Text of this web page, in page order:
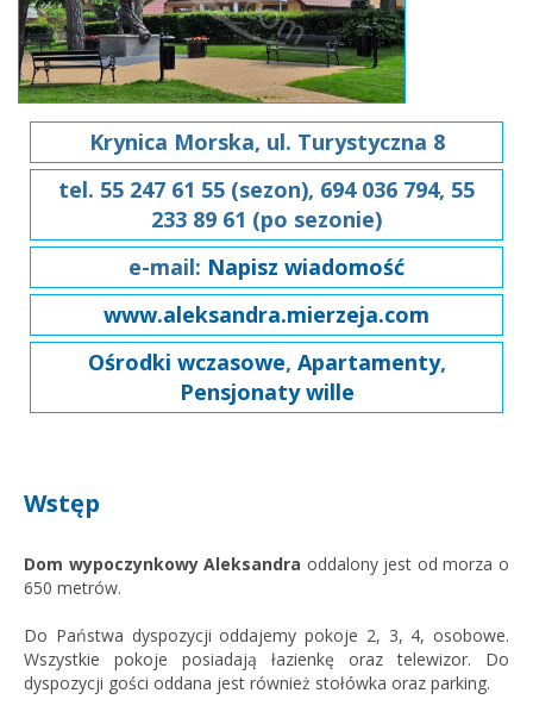
Krynica Morska, ul. Turystyczna 8
tel. 55 247 61 55 (sezon), 694 036 794, 55
233 89 61 (po sezonie)
e-mail: Napisz wiadomość
www.aleksandra.mierzeja.com
Ośrodki wczasowe, Apartamenty,
Pensjonaty wille
Wstęp
Dom wypoczynkowy Aleksandra oddalony jest od morza o
650 metrów.
Do Państwa dyspozycji oddajemy pokoje 2, 3, 4, osobowe.
Wszystkie pokoje posiadają łazienkę oraz telewizor. Do
dyspozycji gości oddana jest również stołówka oraz parking.